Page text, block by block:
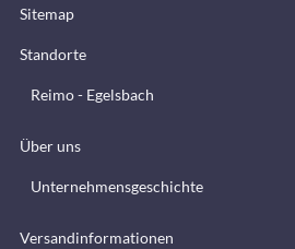
Sitemap
Standorte
Reimo - Egelsbach
Über uns
Unternehmensgeschichte
Versandinformationen